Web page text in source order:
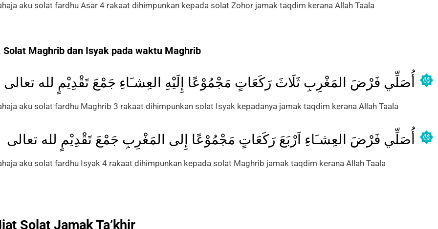
aku solat fardhu Asar 4 rakaat dihimpunkan kepada solat Zohor jamak taqdim kerana Allah Taala
Solat Maghrib dan Isyak pada waktu Maghrib
أُصَلِّي فَرْضَ المَغْرِبِ ثَلَاثَ رَكَعَاتٍ مَجْمُوْعًا إِلَيْهِ العِشـَاءِ جَمْعَ تَقْدِيْمٍ لله تعالى
aku solat fardhu Maghrib 3 rakaat dihimpunkan solat Isyak kepadanya jamak taqdim kerana Allah Taala
أُصَلِّي فَرْضَ العِشـَاءِ اَرْبَعَ رَكَعَاتٍ مَجْمُوْعًا إِلى المَغْرِبِ جَمْعَ تَقْدِيْمٍ لله تعالى
aku solat fardhu Isyak 4 rakaat dihimpunkan kepada solat Maghrib jamak taqdim kerana Allah Taala
Solat Jamak Ta’khir